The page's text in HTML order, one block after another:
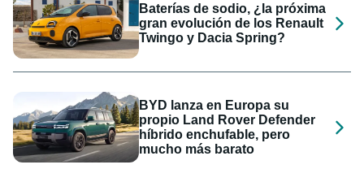
Baterías de sodio, ¿la próxima
gran evolución de los Renault
Twingo y Dacia Spring?
BYD lanza en Europa su
propio Land Rover Defender
híbrido enchufable, pero
mucho más barato